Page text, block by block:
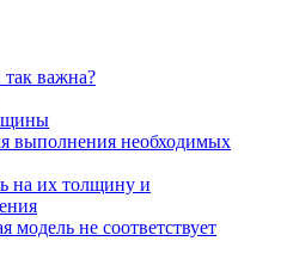
важна?
выполнения необходимых
на их толщину и
модель не соответствует